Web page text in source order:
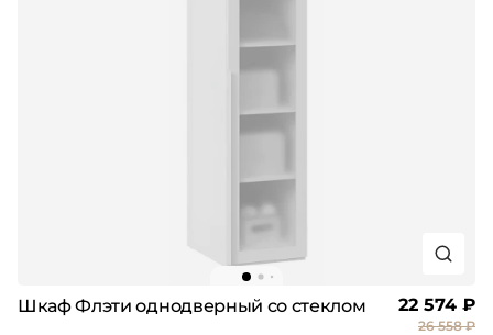
Шкаф Флэти однодверный со стеклом 22 574 ₽
26 558 ₽